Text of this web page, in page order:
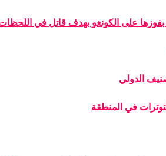
بفوزها على الكونغو بهدف قاتل في
الدولي
في المنطقة